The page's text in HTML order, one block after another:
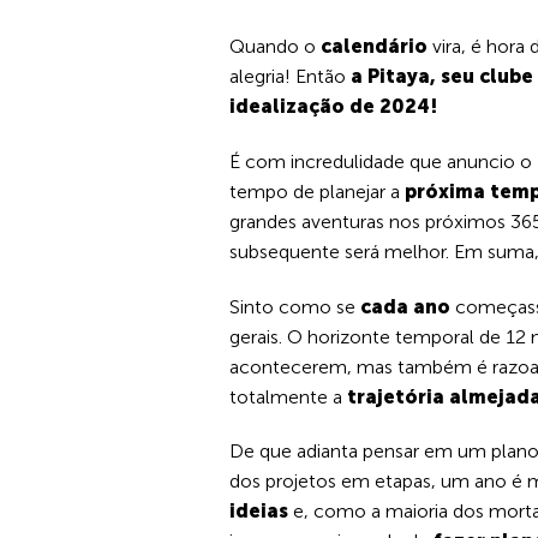
Quando o calendário vira, é hora
alegria! Então a Pitaya, seu
idealização de 2024!
É com incredulidade que anuncio o
tempo de planejar a próxima
grandes aventuras nos próximos
subsequente será melhor. Em
Sinto como se cada ano
gerais. O horizonte temporal de 12
acontecerem, mas também é
totalmente a trajetória
De que adianta pensar em um
dos projetos em etapas, um ano é
ideias e, como a maioria dos